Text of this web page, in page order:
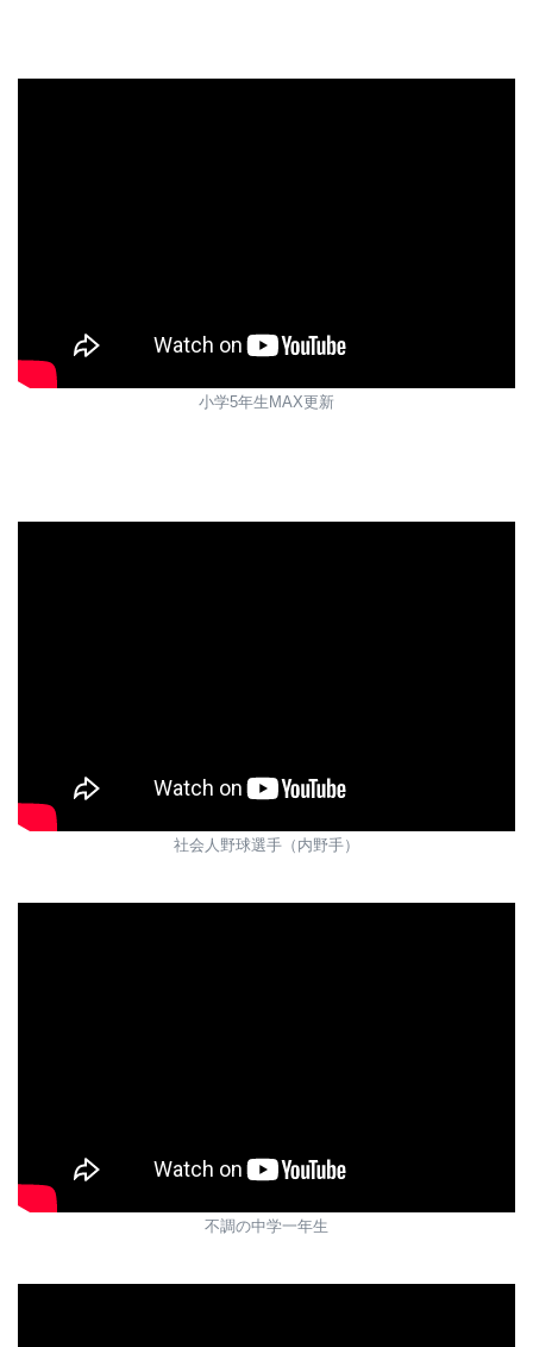
小学5年生MAX更新
社会人野球選手（内野手）
不調の中学一年生